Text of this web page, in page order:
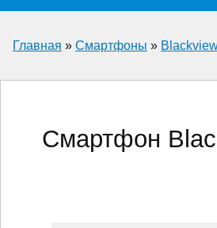
Главная » Смартфоны »
Смартфон